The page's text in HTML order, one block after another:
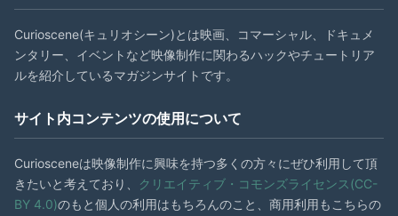
Curioscene(キュリオシーン)とは映画、コマーシャル、ドキュメ
ンタリー、イベントなど映像制作に関わるハックやチュートリア
ルを紹介しているマガジンサイトです。
サイト内コンテンツの使用について
Curiosceneは映像制作に興味を持つ多くの方々にぜひ利用して頂
きたいと考えており、
クリエイティブ・コモンズライセンス(CC-
BY 4.0)のもと個人の利用はもちろんのこと、商用利用もこちらの